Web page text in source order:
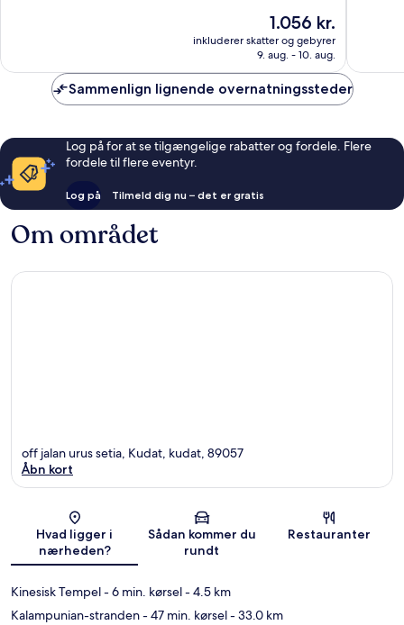
Prisen
1.056 kr.
1.056 kr.
inkluderer skatter og gebyrer
9. aug. - 10. aug.
Sammenlign lignende overnatningssteder
Log på for at se tilgængelige rabatter og fordele. Flere
fordele til flere eventyr.
Log på Tilmeld dig nu – det er gratis
Om området
Kort
off jalan urus setia, Kudat, kudat, 89057
Åbn kort
Hvad ligger i
nærheden?
Sådan kommer du
rundt
Restauranter
Kinesisk Tempel- 6 min. kørsel- 4.5 km
Kalampunian-stranden- 47 min. kørsel- 33.0 km